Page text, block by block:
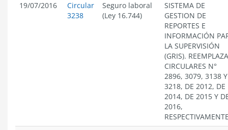
19/07/2016
Circular
3238
Seguro laboral
(Ley 16.744)
SISTEMA DE
GESTION DE
REPORTES E
INFORMACIÓN
LA SUPERVISIÓN
(GRIS). REEMPLAZA
CIRCULARES N°
2896, 3079, 3138 Y
3218, DE 2012, DE
2014, DE 2015 Y
2016,